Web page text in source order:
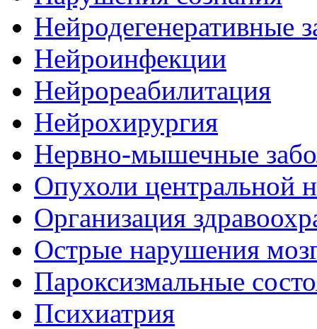
Нейродегенеративные
Нейроинфекции
Нейрореабилитация
Нейрохирургия
Нервно-мышечные
Опухоли центральной
Организация
Острые нарушения
Пароксизмальные
Психиатрия